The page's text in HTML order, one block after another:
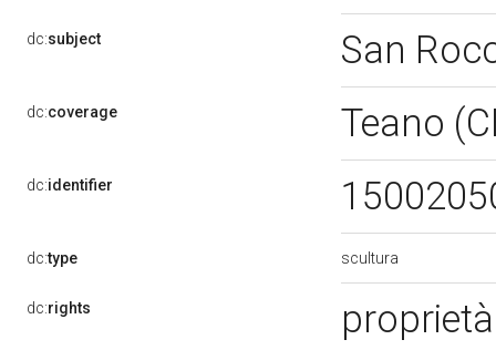
dc:subject San
dc:coverage Teano
dc:identifier
dc:type scultura
dc:rights